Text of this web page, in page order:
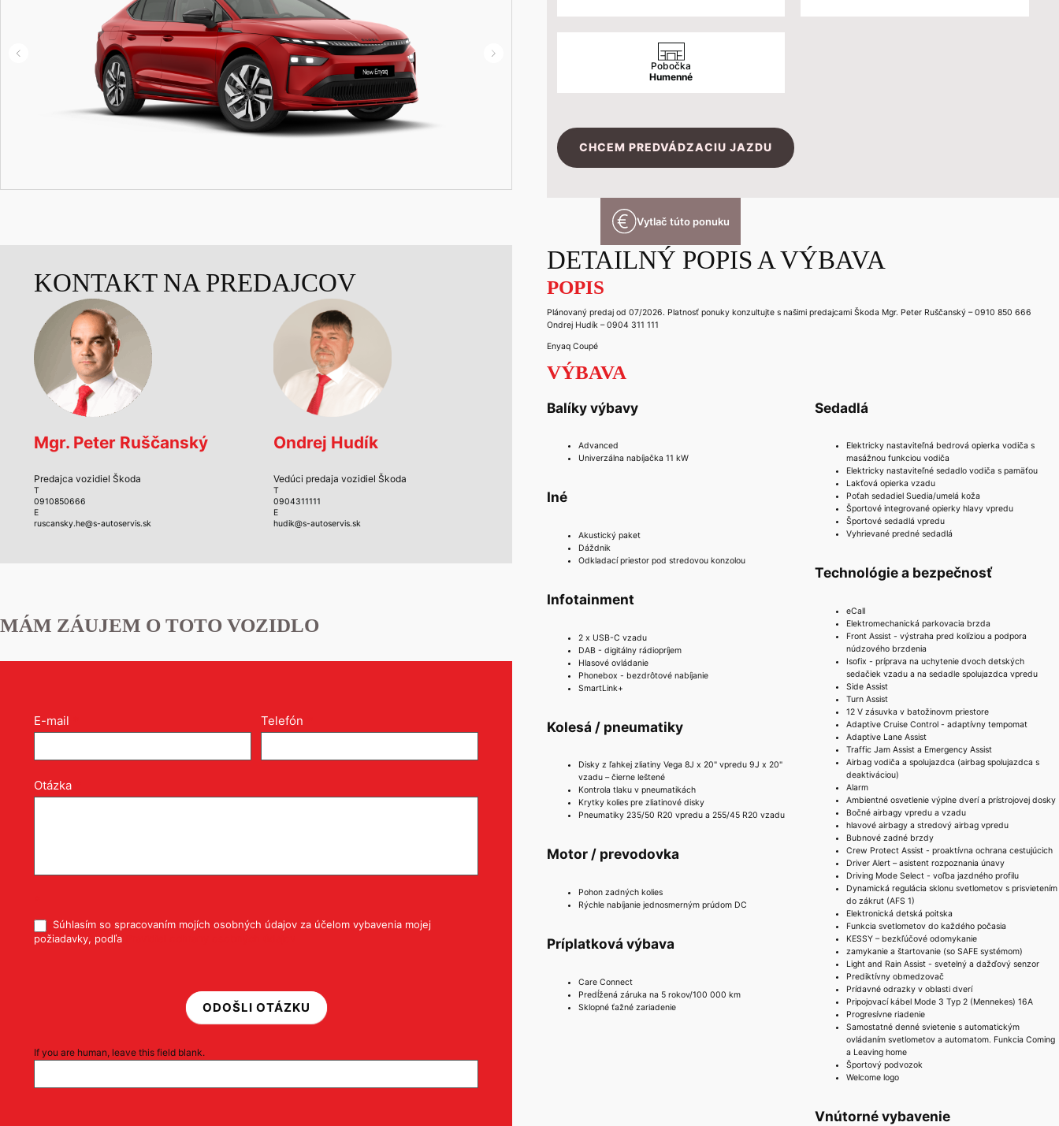
Pobočka
Humenné
CHCEM PREDVÁDZACIU JAZDU
Vytlač túto ponuku
KONTAKT NA PREDAJCOV
Mgr. Peter Ruščanský
Predajca vozidiel Škoda
T
0910850666
E
ruscansky.he@s-autoservis.sk
Ondrej Hudík
Vedúci predaja vozidiel Škoda
T
0904311111
E
hudik@s-autoservis.sk
MÁM ZÁUJEM O TOTO VOZIDLO
Kontakt
E-mail Telefón
Otázka
Súhlasím so spracovaním mojích osobných údajov za účelom vybavenia mojej
požiadavky, podľa
ODOŠLI OTÁZKU
If you are human, leave this field blank.
DETAILNÝ POPIS A VÝBAVA
POPIS
Plánovaný predaj od 07/2026. Platnosť ponuky konzultujte s našimi predajcami Škoda Mgr. Peter Ruščanský – 0910 850 666
Ondrej Hudík – 0904 311 111
Enyaq Coupé
VÝBAVA
Balíky výbavy
Advanced
Univerzálna nabíjačka 11 kW
Iné
Akustický paket
Dáždnik
Odkladací priestor pod stredovou konzolou
Infotainment
2 x USB-C vzadu
DAB - digitálny rádiopríjem
Hlasové ovládanie
Phonebox - bezdrôtové nabíjanie
SmartLink+
Kolesá / pneumatiky
Disky z ľahkej zliatiny Vega 8J x 20" vpredu 9J x 20"
vzadu – čierne leštené
Kontrola tlaku v pneumatikách
Krytky kolies pre zliatinové disky
Pneumatiky 235/50 R20 vpredu a 255/45 R20 vzadu
Motor / prevodovka
Pohon zadných kolies
Rýchle nabíjanie jednosmerným prúdom DC
Príplatková výbava
Care Connect
Predĺžená záruka na 5 rokov/100 000 km
Sklopné ťažné zariadenie
Sedadlá
Elektricky nastaviteľná bedrová opierka vodiča s
masážnou funkciou vodiča
Elektricky nastaviteľné sedadlo vodiča s pamäťou
Lakťová opierka vzadu
Poťah sedadiel Suedia/umelá koža
Športové integrované opierky hlavy vpredu
Športové sedadlá vpredu
Vyhrievané predné sedadlá
Technológie a bezpečnosť
eCall
Elektromechanická parkovacia brzda
Front Assist - výstraha pred kolíziou a podpora
núdzového brzdenia
Isofix - príprava na uchytenie dvoch detských
sedačiek vzadu a na sedadle spolujazdca vpredu
Side Assist
Turn Assist
12 V zásuvka v batožinovm priestore
Adaptive Cruise Control - adaptívny tempomat
Adaptive Lane Assist
Traffic Jam Assist a Emergency Assist
Airbag vodiča a spolujazdca (airbag spolujazdca s
deaktiváciou)
Alarm
Ambientné osvetlenie výplne dverí a prístrojovej dosky
Bočné airbagy vpredu a vzadu
hlavové airbagy a stredový airbag vpredu
Bubnové zadné brzdy
Crew Protect Assist - proaktívna ochrana cestujúcich
Driver Alert – asistent rozpoznania únavy
Driving Mode Select - voľba jazdného profilu
Dynamická regulácia sklonu svetlometov s prisvietením
do zákrut (AFS 1)
Elektronická detská poitska
Funkcia svetlometov do každého počasia
KESSY – bezkľúčové odomykanie
zamykanie a štartovanie (so SAFE systémom)
Light and Rain Assist - svetelný a dažďový senzor
Prediktívny obmedzovač
Prídavné odrazky v oblasti dverí
Pripojovací kábel Mode 3 Typ 2 (Mennekes) 16A
Progresívne riadenie
Samostatné denné svietenie s automatickým
ovládaním svetlometov a automatom. Funkcia Coming
a Leaving home
Športový podvozok
Welcome logo
Vnútorné vybavenie